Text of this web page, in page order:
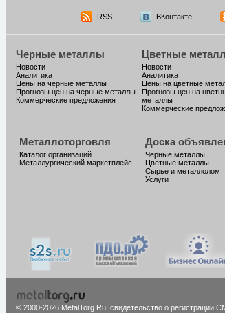
RSS ВКонтакте
Черные металлы
Новости
Аналитика
Цены на черные металлы
Прогнозы цен на черные металлы
Коммерческие предложения
Цветные
Новости
Аналитика
Цены на цветные
Прогнозы цен на
металлы
Коммерческие
Металлоторговля
Каталог организаций
Металлургический маркетплейс
Доска
Черные металлы
Цветные металлы
Сырье и металлолом
Услуги
© 2000-2026 MetalTorg.Ru, cвидетельство о